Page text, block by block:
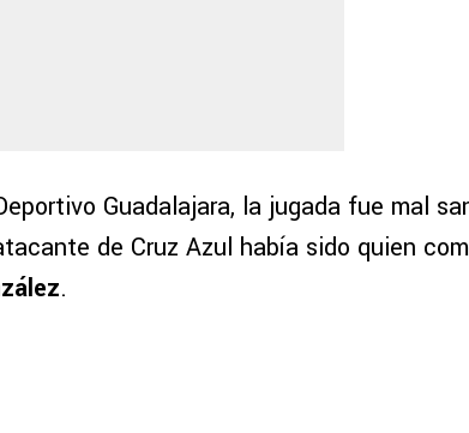
Guadalajara, la jugada fue mal
de Cruz Azul había sido quien
.